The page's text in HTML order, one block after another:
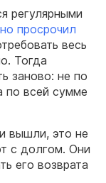
регулярными
просрочил
весь
Тогда
заново: не по
по всей сумме
вышли, это не
с долгом. Они
его возврата